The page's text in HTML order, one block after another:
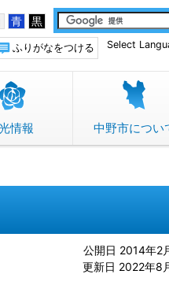
青 黒
Select
ふりがなをつける
情報 中野市につい
公開日 2014年2
更新日 2022年8